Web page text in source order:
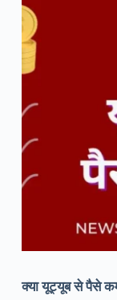
क्या यूट्यूब से पैसे